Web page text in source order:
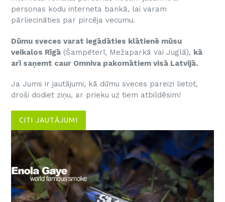
personas kodu interneta bankā, lai varam
pārliecināties par pircēja vecumu.
Dūmu sveces varat iegādāties klātienē mūsu
veikalos Rīgā (Šampēterī, Mežaparkā vai Juglā), kā
arī saņemt caur Omniva pakomātiem visā Latvijā.
Ja Jums ir jautājumi, kā dūmu sveces pareizi lietot,
droši dodiet ziņu, ar prieku uz tiem atbildēsim!
CITI JAUTĀJUMI